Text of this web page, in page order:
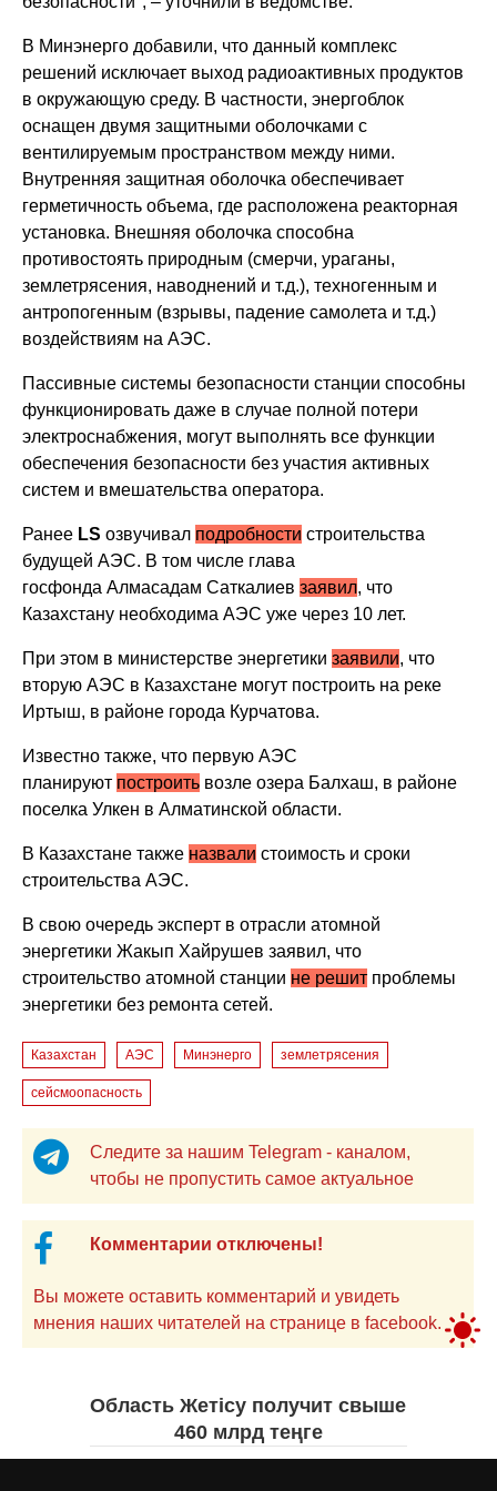
В Минэнерго добавили, что данный комплекс
решений исключает выход радиоактивных продуктов
в окружающую среду. В частности, энергоблок
оснащен двумя защитными оболочками с
вентилируемым пространством между ними.
Внутренняя защитная оболочка обеспечивает
герметичность объема, где расположена реакторная
установка. Внешняя оболочка способна
противостоять природным (смерчи, ураганы,
землетрясения, наводнений и т.д.), техногенным и
антропогенным (взрывы, падение самолета и т.д.)
воздействиям на АЭС.
Пассивные системы безопасности станции способны
функционировать даже в случае полной потери
электроснабжения, могут выполнять все функции
обеспечения безопасности без участия активных
систем и вмешательства оператора.
Ранее LS озвучивал подробности строительства
будущей АЭС. В том числе глава
госфонда Алмасадам Саткалиевзаявил, что
Казахстану необходима АЭС уже через 10 лет.
При этом в министерстве энергетикизаявили, что
вторую АЭС в Казахстане могут построить на реке
Иртыш, в районе города Курчатова.
Известно также, что первую АЭС
планируют построить возле озера Балхаш, в районе
поселка Улкен в Алматинской области.
В Казахстане также назвали стоимость и сроки
строительства АЭС.
В свою очередь эксперт в отрасли атомной
энергетики Жакып Хайрушев заявил, что
строительство атомной станции не решит проблемы
энергетики без ремонта сетей.
Казахстан АЭС Минэнерго землетрясения
сейсмоопасность
Следите за нашим Telegram - каналом,
чтобы не пропустить самое актуальное
Комментарии отключены!
Вы можете оставить комментарий и увидеть
мнения наших читателей на странице в facebook.
Область Жетісу получит свыше
460 млрд теңге